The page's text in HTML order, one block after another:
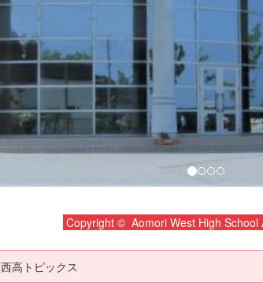
Copyright © Aomori West High School
西高トピックス